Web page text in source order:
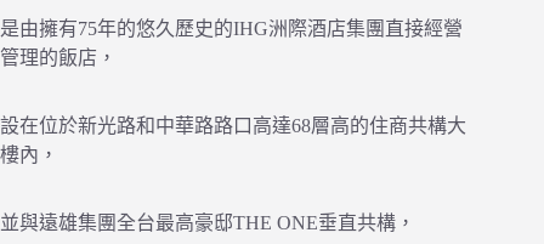
是由擁有75年的悠久歷史的IHG洲際酒店集團直接經營
管理的飯店，
設在位於新光路和中華路路口高達68層高的住商共構大
樓內，
並與遠雄集團全台最高豪邸THE ONE垂直共構，